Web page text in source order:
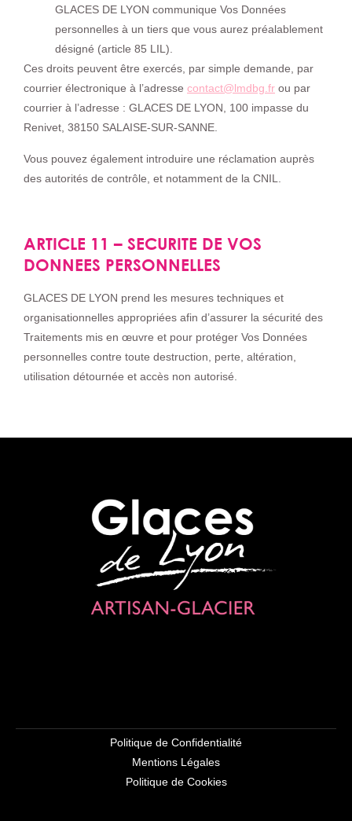
GLACES DE LYON communique Vos Données
personnelles à un tiers que vous aurez préalablement
désigné (article 85 LIL).
Ces droits peuvent être exercés, par simple demande, par
courrier électronique à l’adresse contact@lmdbg.fr ou par
courrier à l’adresse : GLACES DE LYON, 100 impasse du
Renivet, 38150 SALAISE-SUR-SANNE.
Vous pouvez également introduire une réclamation auprès
des autorités de contrôle, et notamment de la CNIL.
ARTICLE 11 – SECURITE DE VOS
DONNEES PERSONNELLES
GLACES DE LYON prend les mesures techniques et
organisationnelles appropriées afin d’assurer la sécurité des
Traitements mis en œuvre et pour protéger Vos Données
personnelles contre toute destruction, perte, altération,
utilisation détournée et accès non autorisé.
Politique de Confidentialité
Mentions Légales
Politique de Cookies